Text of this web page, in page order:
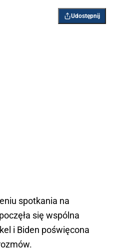
Udostępnij
spotkania na
się wspólna
i Biden poświęcona